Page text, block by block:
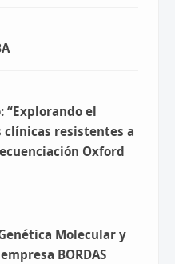
“Explorando el
resistentes a
Oxford
Molecular y
BORDAS